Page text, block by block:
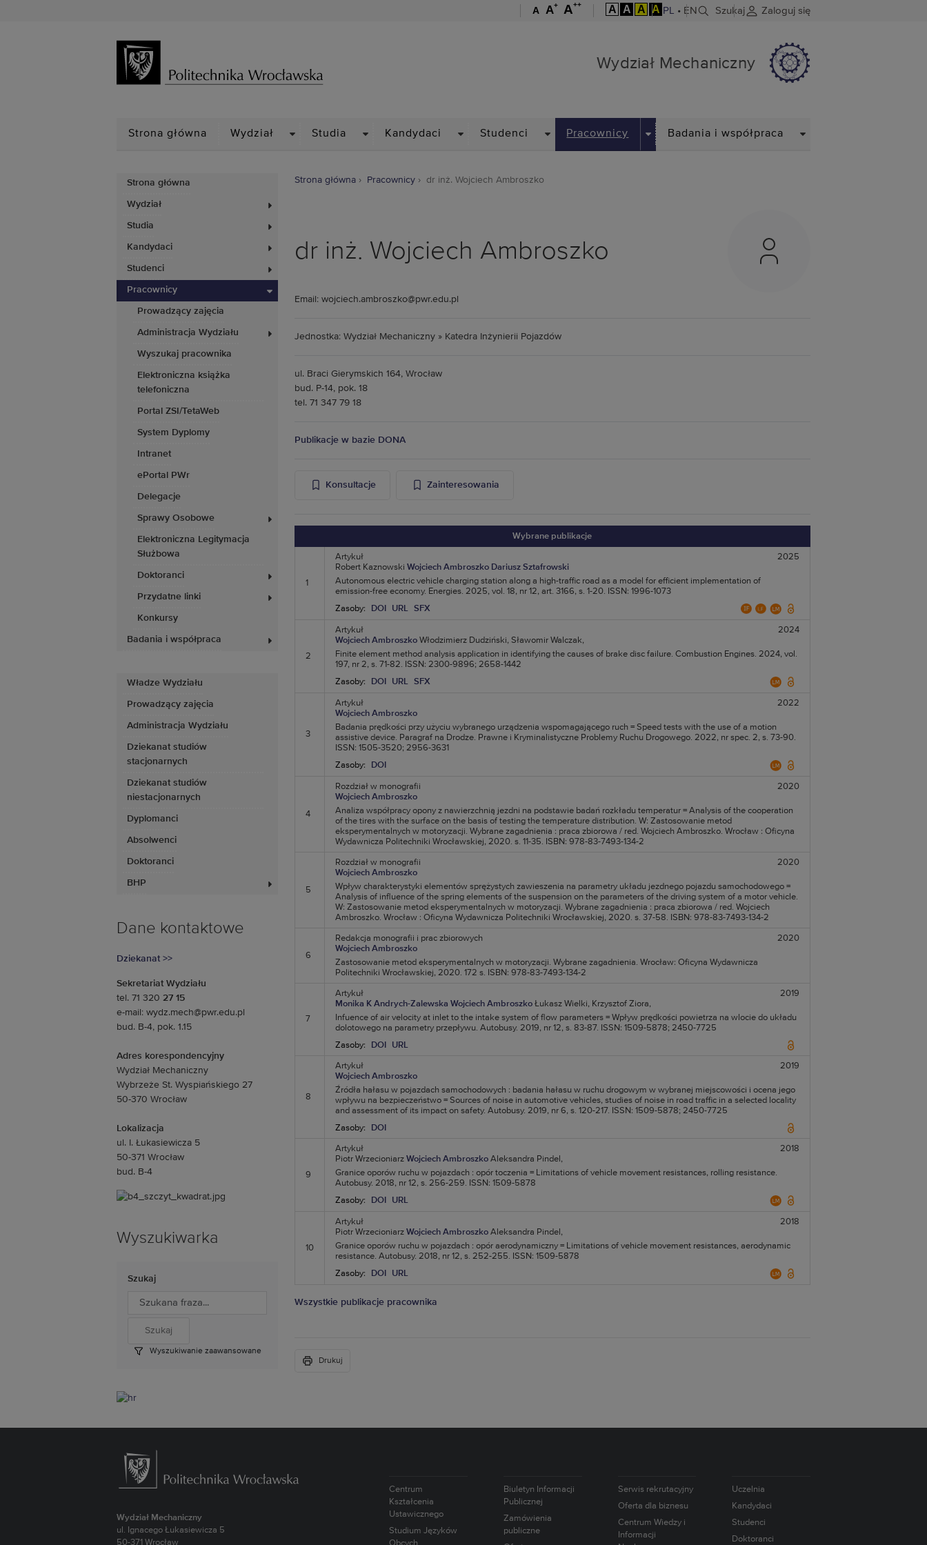
A A+ A++ A A A A PL • EN Szukaj Zaloguj się
Wydział Mechaniczny
Strona główna Wydział Studia Kandydaci Studenci Pracownicy
DROPDOWN
Badania i współpraca
Strona główna
Wydział
Studia
Kandydaci
Studenci
Pracownicy
Prowadzący zajęcia
Administracja Wydziału
Wyszukaj pracownika
Elektroniczna książka
telefoniczna
Portal ZSI/TetaWeb
System Dyplomy
Intranet
ePortal PWr
Delegacje
Sprawy Osobowe
Elektroniczna Legitymacja
Służbowa
Doktoranci
Przydatne linki
Konkursy
Badania i współpraca
Władze Wydziału
Prowadzący zajęcia
Administracja Wydziału
Dziekanat studiów
stacjonarnych
Dziekanat studiów
niestacjonarnych
Dyplomanci
Absolwenci
Doktoranci
BHP
Dane kontaktowe
Dziekanat >>
Sekretariat Wydziału
tel. 71 320 27 15
e-mail: wydz.mech@pwr.edu.pl
bud. B-4, pok. 1.15
Adres korespondencyjny
Wydział Mechaniczny
Wybrzeże St. Wyspiańskiego 27
50-370 Wrocław
Lokalizacja
ul. I. Łukasiewicza 5
50-371 Wrocław
bud. B-4
Wyszukiwarka
Szukaj
Wyszukiwanie zaawansowane
Strona główna Pracownicy dr inż. Wojciech Ambroszko
dr inż. Wojciech Ambroszko
Email: wojciech.ambroszko@pwr.edu.pl
Jednostka: Wydział Mechaniczny » Katedra Inżynierii Pojazdów
ul. Braci Gierymskich 164, Wrocław
bud. P-14, pok. 18
tel. 71 347 79 18
Publikacje w bazie DONA
Konsultacje Zainteresowania
Wybrane publikacje
1
Artykuł
2025
Robert Kaznowski Wojciech Ambroszko Dariusz Sztafrowski
Autonomous electric vehicle charging station along a high-traffic road as a model for efficient implementation of
emission-free economy. Energies. 2025, vol. 18, nr 12, art. 3166, s. 1-20. ISSN: 1996-1073
Zasoby:
DOI URL SFX
2
Artykuł
2024
Wojciech Ambroszko Włodzimierz Dudziński, Sławomir Walczak,
Finite element method analysis application in identifying the causes of brake disc failure. Combustion Engines. 2024, vol.
197, nr 2, s. 71-82. ISSN: 2300-9896; 2658-1442
Zasoby:
DOI URL SFX
3
Artykuł
2022
Wojciech Ambroszko
Badania prędkości przy użyciu wybranego urządzenia wspomagającego ruch = Speed tests with the use of a motion
assistive device. Paragraf na Drodze. Prawne i Kryminalistyczne Problemy Ruchu Drogowego. 2022, nr spec. 2, s. 73-90.
ISSN: 1505-3520; 2956-3631
Zasoby:
DOI
4
Rozdział w monografii
2020
Wojciech Ambroszko
Analiza współpracy opony z nawierzchnią jezdni na podstawie badań rozkładu temperatur = Analysis of the cooperation
of the tires with the surface on the basis of testing the temperature distribution. W: Zastosowanie metod
eksperymentalnych w motoryzacji. Wybrane zagadnienia : praca zbiorowa / red. Wojciech Ambroszko. Wrocław : Oficyna
Wydawnicza Politechniki Wrocławskiej, 2020. s. 11-35. ISBN: 978-83-7493-134-2
5
Rozdział w monografii
2020
Wojciech Ambroszko
Wpływ charakterystyki elementów sprężystych zawieszenia na parametry układu jezdnego pojazdu samochodowego =
Analysis of influence of the spring elements of the suspension on the parameters of the driving system of a motor vehicle.
W: Zastosowanie metod eksperymentalnych w motoryzacji. Wybrane zagadnienia : praca zbiorowa / red. Wojciech
Ambroszko. Wrocław : Oficyna Wydawnicza Politechniki Wrocławskiej, 2020. s. 37-58. ISBN: 978-83-7493-134-2
6
Redakcja monografii i prac zbiorowych
2020
Wojciech Ambroszko
Zastosowanie metod eksperymentalnych w motoryzacji. Wybrane zagadnienia. Wrocław: Oficyna Wydawnicza
Politechniki Wrocławskiej, 2020. 172 s. ISBN: 978-83-7493-134-2
7
Artykuł
2019
Monika K Andrych-Zalewska Wojciech Ambroszko Łukasz Wielki, Krzysztof Ziora,
Infuence of air velocity at inlet to the intake system of flow parameters = Wpływ prędkości powietrza na wlocie do układu
dolotowego na parametry przepływu. Autobusy. 2019, nr 12, s. 83-87. ISSN: 1509-5878; 2450-7725
Zasoby:
DOI URL
8
Artykuł
2019
Wojciech Ambroszko
Źródła hałasu w pojazdach samochodowych : badania hałasu w ruchu drogowym w wybranej miejscowości i ocena jego
wpływu na bezpieczeństwo = Sources of noise in automotive vehicles, studies of noise in road traffic in a selected locality
and assessment of its impact on safety. Autobusy. 2019, nr 6, s. 120-217. ISSN: 1509-5878; 2450-7725
Zasoby:
DOI
9
Artykuł
2018
Piotr Wrzecioniarz Wojciech Ambroszko Aleksandra Pindel,
Granice oporów ruchu w pojazdach : opór toczenia = Limitations of vehicle movement resistances, rolling resistance.
Autobusy. 2018, nr 12, s. 256-259. ISSN: 1509-5878
Zasoby:
DOI URL
10
Artykuł
2018
Piotr Wrzecioniarz Wojciech Ambroszko Aleksandra Pindel,
Granice oporów ruchu w pojazdach : opór aerodynamiczny = Limitations of vehicle movement resistances, aerodynamic
resistance. Autobusy. 2018, nr 12, s. 252-255. ISSN: 1509-5878
Zasoby:
DOI URL
Wszystkie publikacje pracownika
Drukuj
Wydział Mechaniczny
ul. Ignacego Łukasiewicza 5
50-371 Wrocław
Centrum
Kształcenia
Ustawicznego
Studium Języków
Biuletyn Informacji
Publicznej
Zamówienia
publiczne
Serwis rekrutacyjny
Oferta dla biznesu
Centrum Wiedzy i
Informacji
Uczelnia
Kandydaci
Studenci
Doktoranci